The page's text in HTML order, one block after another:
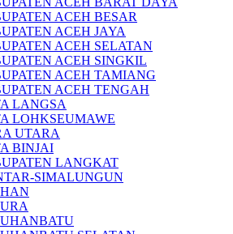
ACEH BESAR
ACEH JAYA
ACEH SELATAN
ACEH SINGKIL
ACEH TAMIANG
ACEH TENGAH
LANGSA
LOHKSEUMAWE
UTARA
BINJAI
LANGKAT
SIMALUNGUN